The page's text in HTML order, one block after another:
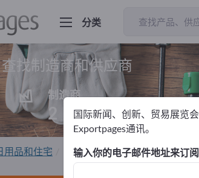
分类
找制造商和供应商
制造商
2
用品和住宅 室内装饰织物 毛巾类商品
国际新闻、创新、贸易展览
Exportpages通讯。
输入你的电子邮件地址来订阅